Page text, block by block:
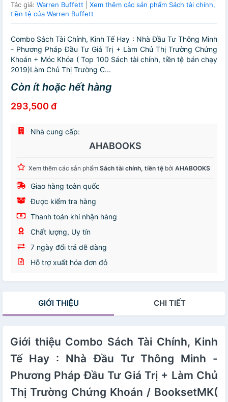
Tác giả: Warren Buffett
Xem thêm các sản phẩm Sách tài chính,
tiền tệ của Warren Buffett
Combo Sách Tài Chính, Kinh Tế Hay : Nhà Đầu Tư Thông Minh
- Phương Pháp Đầu Tư Giá Trị + Làm Chủ Thị Trường Chứng
Khoán + Móc Khóa ( Top 100 Sách tài chính, tiền tệ bán chạy
2019)Làm Chủ Thị Trường C...
Còn ít hoặc hết hàng
293,500 đ
Nhà cung cấp:
AHABOOKS
Xem thêm các sản phẩm Sách tài chính, tiền tệ bởi AHABOOKS
Giao hàng toàn quốc
Được kiểm tra hàng
Thanh toán khi nhận hàng
Chất lượng, Uy tín
7 ngày đổi trả dễ dàng
Hỗ trợ xuất hóa đơn đỏ
GIỚI THIỆU CHI TIẾT
Giới thiệu Combo Sách Tài Chính, Kinh
Tế Hay : Nhà Đầu Tư Thông Minh -
Phương Pháp Đầu Tư Giá Trị + Làm Chủ
Thị Trường Chứng Khoán / BooksetMK(